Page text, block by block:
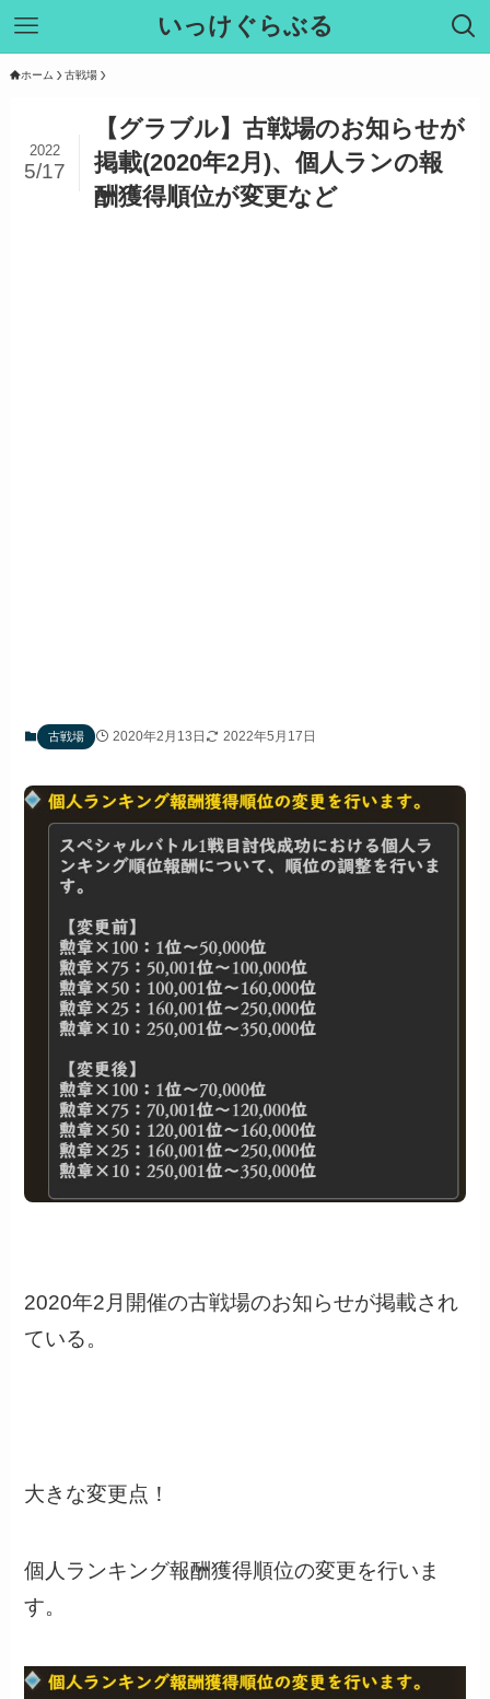
いっけぐらぶる
ホーム 古戦場
【グラブル】古戦場のお知らせが
掲載(2020年2月)、個人ランの報
酬獲得順位が変更など
2022
5/17
古戦場 2020年2月13日 2022年5月17日
2020年2月開催の古戦場のお知らせが掲載され
ている。
大きな変更点！
個人ランキング報酬獲得順位の変更を行いま
す。